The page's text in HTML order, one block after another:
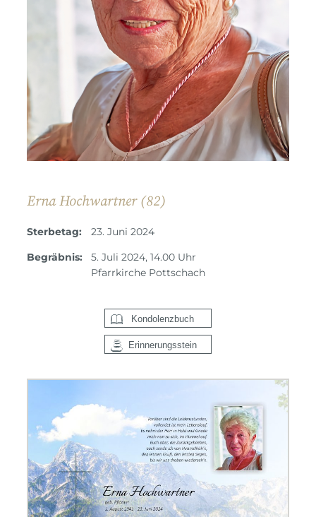
Erna Hochwartner (82)
Sterbetag:
23. Juni 2024
Begräbnis:
5. Juli 2024, 14.00 Uhr
Pfarrkirche Pottschach
Kondolenzbuch
Erinnerungsstein